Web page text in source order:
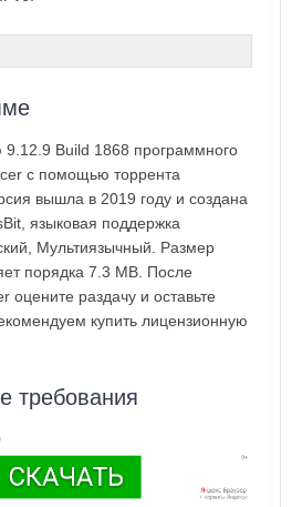
Build 1868 программного
с помощью торрента
вышла в 2019 году и создана
языковая поддержка
Мультиязычный. Размер
порядка 7.3 MB. После
оцените раздачу и оставьте
купить лицензионную
требования